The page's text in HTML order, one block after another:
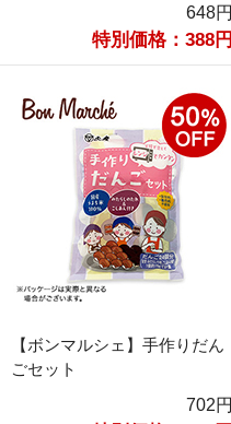
648円
特別価格：388円
【ボンマルシェ】手作りだん
ごセット
702円